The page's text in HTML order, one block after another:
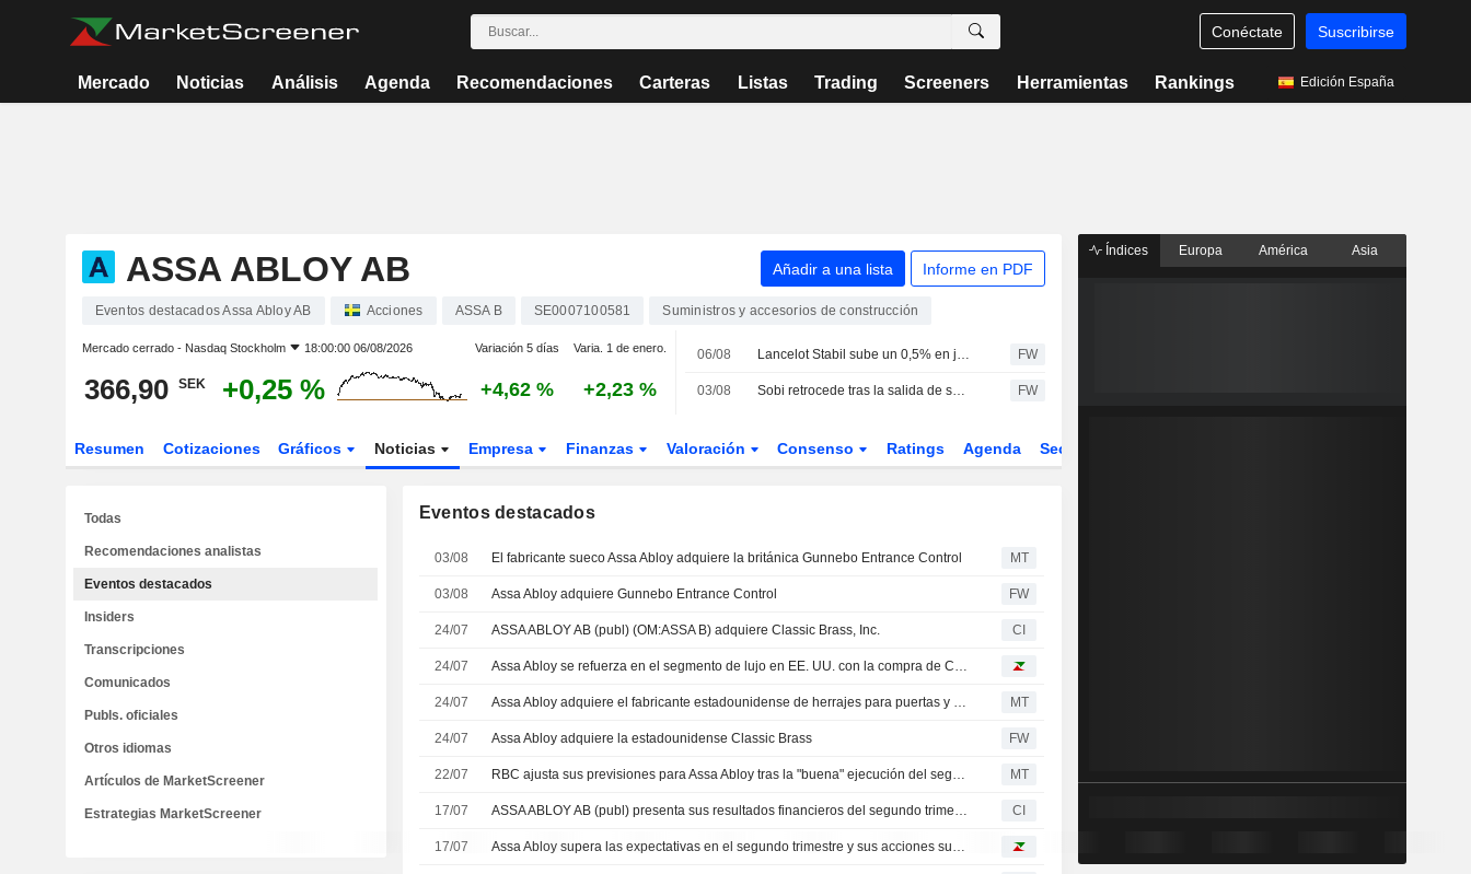
Conéctate Suscribirse
Mercado Noticias Análisis Agenda Recomendaciones Carteras Listas Trading Screeners Herramientas Rankings Edición España
ASSA ABLOY AB Añadir a una lista Informe en PDF
Eventos destacados Assa Abloy AB Acciones ASSA B SE0007100581 Suministros y accesorios de construcción
Mercado cerrado - Nasdaq Stockholm 18:00:00 06/08/2026 Variación 5 días Varia. 1 de enero.
366,90 SEK +0,25 % +4,62 % +2,23 %
06/08 Lancelot Stabil sube un 0,5% en julio e incorpora a Epiroc a su cartera FW
03/08 Sobi retrocede tras la salida de su consejero delegado y el OMXS30 repunta un 0,9% FW
Resumen Cotizaciones Gráficos Noticias Empresa Finanzas Valoración Consenso Ratings Agenda Sector
Eventos destacados
03/08 El fabricante sueco Assa Abloy adquiere la británica Gunnebo Entrance Control MT
03/08 Assa Abloy adquiere Gunnebo Entrance Control FW
24/07 ASSA ABLOY AB (publ) (OM:ASSA B) adquiere Classic Brass, Inc. CI
24/07 Assa Abloy se refuerza en el segmento de lujo en EE. UU. con la compra de Classic Brass
24/07 Assa Abloy adquiere el fabricante estadounidense de herrajes para puertas y armarios Classic Brass MT
24/07 Assa Abloy adquiere la estadounidense Classic Brass FW
22/07 RBC ajusta sus previsiones para Assa Abloy tras la "buena" ejecución del segundo trimestre y mantiene su recomendación de sobreponderar MT
17/07 ASSA ABLOY AB (publ) presenta sus resultados financieros del segundo trimestre y del primer semestre de 2026 CI
17/07 Assa Abloy supera las expectativas en el segundo trimestre y sus acciones suben
Todas
Recomendaciones analistas
Eventos destacados
Insiders
Transcripciones
Comunicados
Publs. oficiales
Otros idiomas
Artículos de MarketScreener
Estrategias MarketScreener
Índices Europa América Asia